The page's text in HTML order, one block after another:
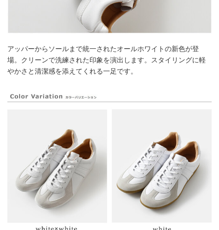
アッパーからソールまで統一されたオールホワイトの新色が登
場。クリーンで洗練された印象を演出します。スタイリングに軽
やかさと清潔感を添えてくれる一足です。